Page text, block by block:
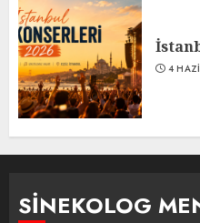
4
SINEKOLOG